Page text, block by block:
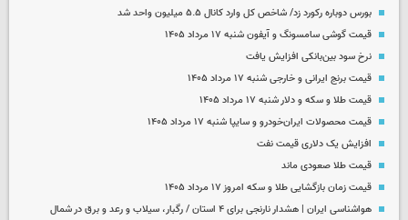
بورس دوباره رکورد زد/ شاخص کل وارد کانال ۵.۵ میلیون واحد شد
قیمت گوشی سامسونگ و آیفون شنبه ۱۷ مرداد ۱۴۰۵
نرخ سود بین‌بانکی افزایش یافت
قیمت برنج ایرانی و خارجی شنبه ۱۷ مرداد ۱۴۰۵
قیمت طلا و سکه و دلار شنبه ۱۷ مرداد ۱۴۰۵
قیمت محصولات ایران‌خودرو و سایپا شنبه ۱۷ مرداد ۱۴۰۵
افزایش یک دلاری قیمت نفت
قیمت طلا صعودی ماند
قیمت زمان بازگشایی طلا و سکه امروز ۱۷ مرداد ۱۴۰۵
هواشناسی ایران | هشدار نارنجی برای ۴ استان / رگبار، سیلاب و رعد و برق در شمال